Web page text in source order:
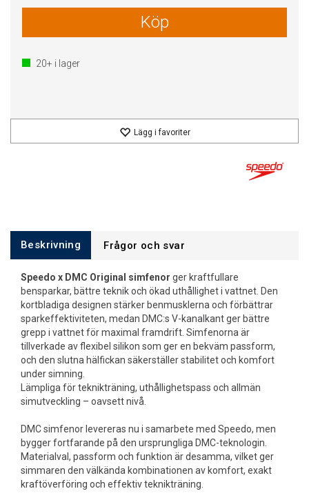
Köp
20+ i lager
Lägg i favoriter
Beskrivning Frågor och svar
Speedo x DMC Original simfenor ger kraftfullare
bensparkar, bättre teknik och ökad uthållighet i vattnet. Den
kortbladiga designen stärker benmusklerna och förbättrar
sparkeffektiviteten, medan DMC:s V-kanalkant ger bättre
grepp i vattnet för maximal framdrift. Simfenorna är
tillverkade av flexibel silikon som ger en bekväm passform,
och den slutna hälfickan säkerställer stabilitet och komfort
under simning.
Lämpliga för teknikträning, uthållighetspass och allmän
simutveckling – oavsett nivå.
DMC simfenor levereras nu i samarbete med Speedo, men
bygger fortfarande på den ursprungliga DMC-teknologin.
Materialval, passform och funktion är desamma, vilket ger
simmaren den välkända kombinationen av komfort, exakt
kraftöverföring och effektiv teknikträning.